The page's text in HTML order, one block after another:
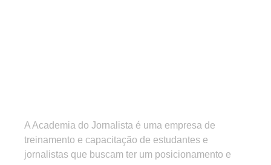
A Academia do Jornalista é uma empresa de
treinamento e capacitação de estudantes e
jornalistas que buscam ter um posicionamento e